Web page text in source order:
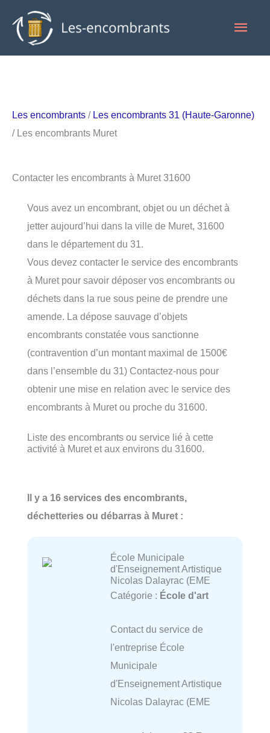
contenu
Les encombrants / Les encombrants 31 (Haute-Garonne)
/ Les encombrants Muret
Contacter les encombrants à Muret 31600
Vous avez un encombrant, objet ou un déchet à
jetter aujourd’hui dans la ville de Muret, 31600
dans le département du 31.
Vous devez contacter le service des encombrants
à Muret pour savoir déposer vos encombrants ou
déchets dans la rue sous peine de prendre une
amende. La dépose sauvage d’objets
encombrants constatée vous sanctionne
(contravention d’un montant maximal de 1500€
dans l’ensemble du 31) Contactez-nous pour
obtenir une mise en relation avec le service des
encombrants à Muret ou proche du 31600.
Liste des encombrants ou service lié à cette
activité à Muret et aux environs du 31600.
Il y a 16 services des encombrants,
déchetteries ou débarras à Muret :
École Municipale
d'Enseignement Artistique
Nicolas Dalayrac (EME
Catégorie : École d'art
Contact du service de
l'entreprise École
Municipale
d'Enseignement Artistique
Nicolas Dalayrac (EME